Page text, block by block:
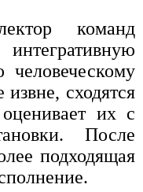
команд
сходятся
их с
После
подходящая